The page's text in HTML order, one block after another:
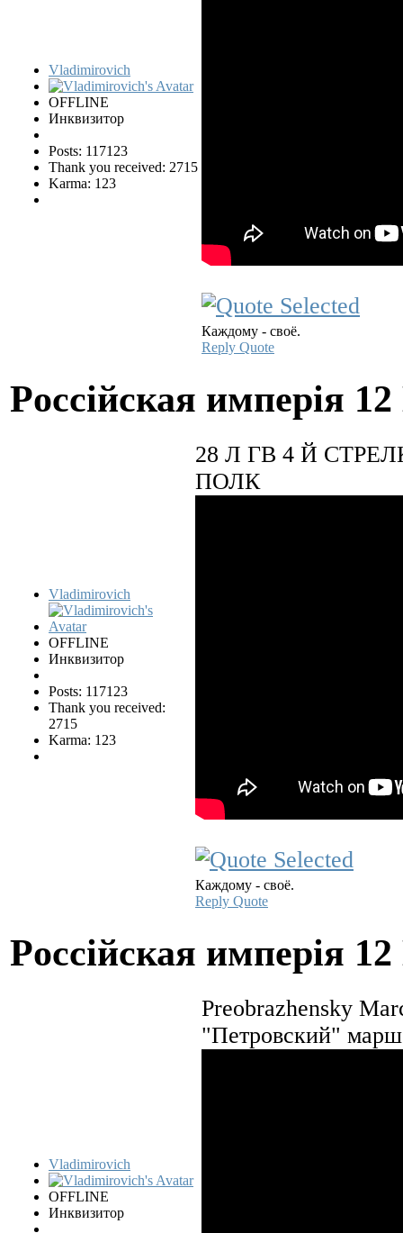
Vladimirovich
OFFLINE
Инквизитор
Posts: 117123
Thank you received: 2715
Karma: 123
Каждому - своё.
Reply Quote
Pocciйская имперiя
Vladimirovich
OFFLINE
Инквизитор
Posts: 117123
Thank you received:
2715
Karma: 123
28 Л ГВ 4 Й
ПОЛК
Каждому - своё.
Reply Quote
Pocciйская имперiя
Vladimirovich
OFFLINE
Инквизитор
Preobrazhensky
"Петровский"